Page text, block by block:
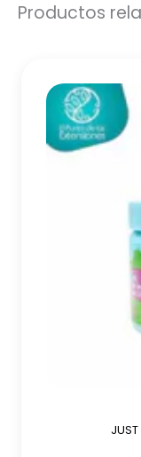
Productos
JUST